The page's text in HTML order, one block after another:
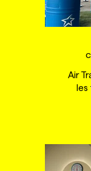
Air
les